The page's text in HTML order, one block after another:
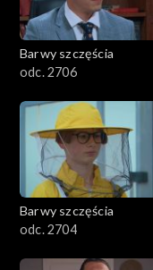
Barwy szczęścia
odc. 2706
Barwy szczęścia
odc. 2704